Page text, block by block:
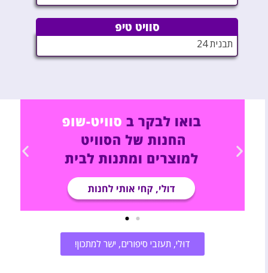
סוויט טיפ
תבנית 24
דוּלי, תעזבי סיפורים, ישר למתכון!